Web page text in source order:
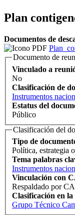
Plan
Documentos de
Documento de
Vinculado a
No
Clasificación de
Instrumentos
Estatus del
Público
Clasificación del
Tipo de
Política, estrategia
Tema palabras
Instrumentos
Vinculación con
Respaldado por
Clasificación en
Grupo Técnico